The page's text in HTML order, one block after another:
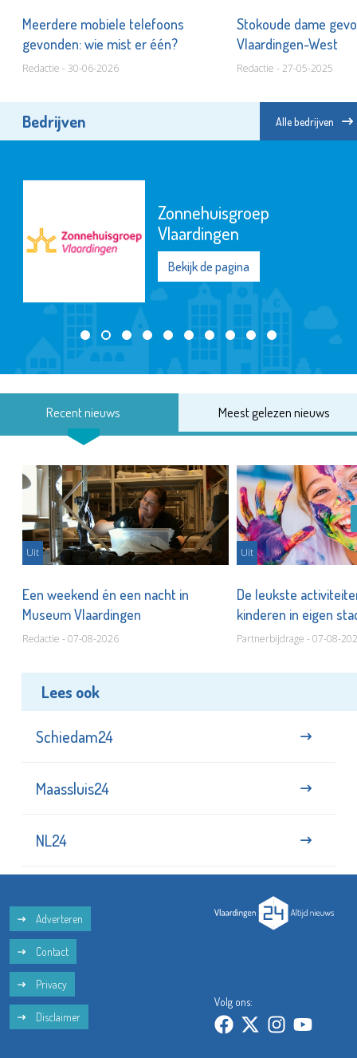
Meerdere mobiele telefoons
gevonden: wie mist er één?
Redactie - 30-06-2026
Stokoude dame
Vlaardingen-West
Redactie - 27-05-2025
Bedrijven Alle bedrijven
Zonnehuisgroep
Vlaardingen
Bekijk de pagina
Recent nieuws Meest gelezen nieuws
Uit
Een weekend én een nacht in
Museum Vlaardingen
Redactie - 07-08-2026
Uit
De leukste
kinderen in eigen
Partnerbijdrage - 07-08-
Lees ook
Schiedam24
Maassluis24
NL24
Adverteren
Contact
Privacy
Disclaimer
Volg ons: